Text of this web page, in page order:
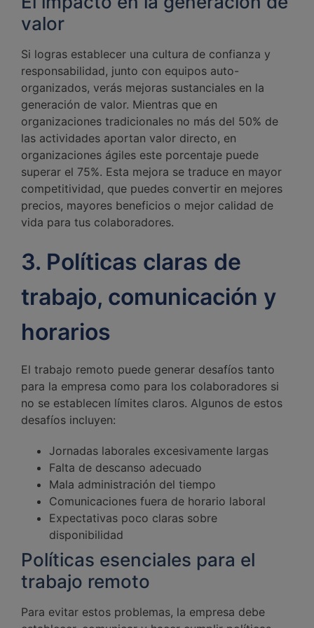
valor
Si logras establecer una cultura de confianza y
responsabilidad, junto con equipos auto-
organizados, verás mejoras sustanciales en la
generación de valor. Mientras que en
organizaciones tradicionales no más del 50% de
las actividades aportan valor directo, en
organizaciones ágiles este porcentaje puede
superar el 75%. Esta mejora se traduce en mayor
competitividad, que puedes convertir en mejores
precios, mayores beneficios o mejor calidad de
vida para tus colaboradores.
3. Políticas claras de
trabajo, comunicación y
horarios
El trabajo remoto puede generar desafíos tanto
para la empresa como para los colaboradores si
no se establecen límites claros. Algunos de estos
desafíos incluyen:
Jornadas laborales excesivamente largas
Falta de descanso adecuado
Mala administración del tiempo
Comunicaciones fuera de horario laboral
Expectativas poco claras sobre
disponibilidad
Políticas esenciales para el
trabajo remoto
Para evitar estos problemas, la empresa debe